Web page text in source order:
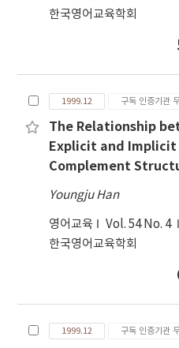
한국영어교육학회
1999.12 구독 인증기관
The Relationship
Explicit and Implicit
Complement
Youngju Han
영어교육 Vol. 54 No. 4
한국영어교육학회
1999.12 구독 인증기관